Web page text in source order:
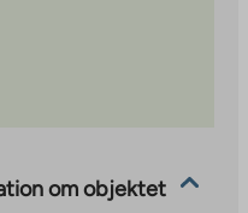
om objektet